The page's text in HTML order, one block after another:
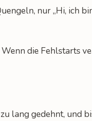
nur „Hi, ich
die Fehlstarts
lang gedehnt, und